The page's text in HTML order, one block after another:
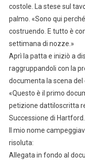
costole. La stese sul
palmo. «Sono qui
costruendo. E tutto è
settimana di nozze.»
Aprì la patta e iniziò a
raggruppandoli con la
documenta la scena del
«Questo è il primo
petizione dattiloscritta
Successione di Hartford.
Il mio nome
risoluta:
Allegata in fondo al